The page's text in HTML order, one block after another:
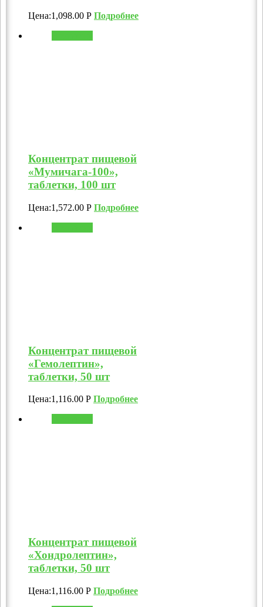
Цена:1,098.00 Р Подробнее
Концентрат пищевой
«Мумичага-100»,
таблетки, 100 шт
Цена:1,572.00 Р Подробнее
Концентрат пищевой
«Гемолептин»,
таблетки, 50 шт
Цена:1,116.00 Р Подробнее
Концентрат пищевой
«Хондролептин»,
таблетки, 50 шт
Цена:1,116.00 Р Подробнее